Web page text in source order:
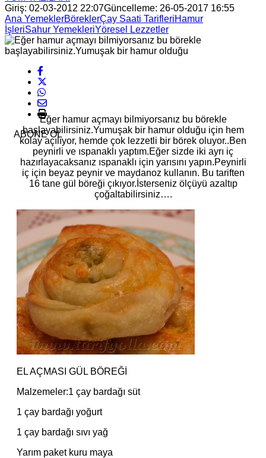
Giriş: 02-03-2012 22:07Güncelleme: 26-05-2017 16:55
Ana YemeklerBöreklerÇay Saati TarifleriHamur
İşleriSahur YemekleriYöresel Lezzetler
ABONE OL
Eğer hamur açmayı bilmiyorsanız bu börekle
başlayabilirsiniz.Yumuşak bir hamur olduğu için hem
kolay açılıyor, hemde çok lezzetli bir börek oluyor..Ben
peynirli ve ıspanaklı yaptım.Eğer sizde iki ayrı iç
hazırlayacaksanız ıspanaklı için yarısını yapın.Peynirli
iç için beyaz peynir ve maydanoz kullanın. Bu tariften
16 tane gül böreği çıkıyor.İsterseniz ölçüyü azaltıp
çoğaltabilirsiniz….
EL AÇMASI GÜL BÖREĞİ
Malzemeler:1 çay bardağı süt
1 çay bardağı yoğurt
1 çay bardağı sıvı yağ
Yarım paket kuru maya